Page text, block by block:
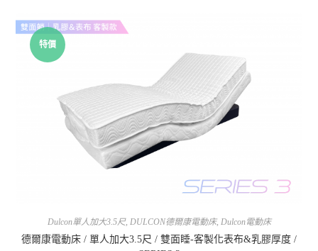
特價
Dulcon單人加大3.5尺, DULCON德爾康電動床, Dulcon電動床
德爾康電動床 / 單人加大3.5尺 / 雙面睡-客製化表布&乳膠厚度 /